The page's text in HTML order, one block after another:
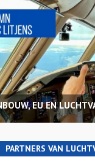
EU EN
PARTNERS VAN